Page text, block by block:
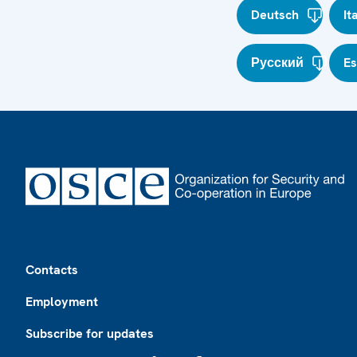
Deutsch
Русский
Contacts
Employment
Subscribe for updates